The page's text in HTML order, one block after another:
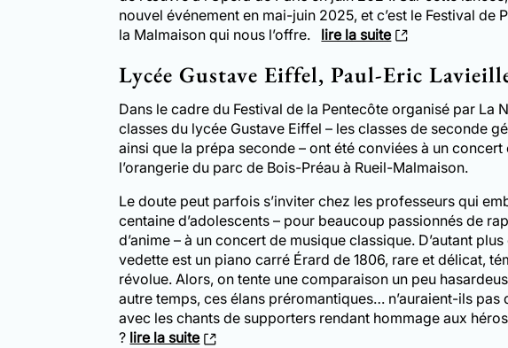
nouvel événement en mai-juin 2025, et c’est le Festival de
la Malmaison qui nous l’offre. lire la suite
Lycée Gustave Eiffel, Paul-Eric
Dans le cadre du Festival de la Pentecôte organisé par La
classes du lycée Gustave Eiffel – les classes de seconde
ainsi que la prépa seconde – ont été conviées à un
l’orangerie du parc de Bois-Préau à Rueil-Malmaison.
Le doute peut parfois s’inviter chez les professeurs qui
centaine d’adolescents – pour beaucoup passionnés de
d’anime – à un concert de musique classique. D’autant
vedette est un piano carré Érard de 1806, rare et délicat,
révolue. Alors, on tente une comparaison un peu
autre temps, ces élans préromantiques… n’auraient-ils pas
avec les chants de supporters rendant hommage aux
? lire la suite